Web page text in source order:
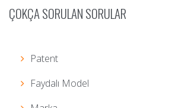
ÇOKÇA SORULAN SORULAR
Patent
Faydalı Model